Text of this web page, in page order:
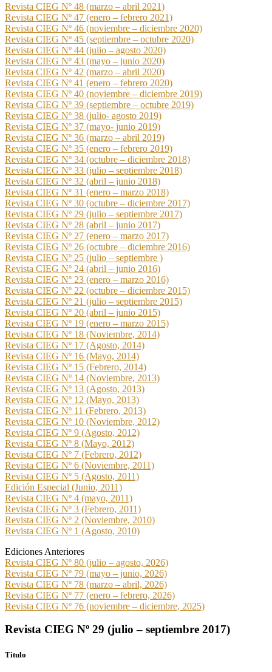
Revista CIEG Nº 1 (Agosto, 2010)
Revista CIEG Nº 2 (Noviembre, 2010)
Revista CIEG Nº 3 (Febrero, 2011)
Revista CIEG Nº 4 (mayo, 2011)
Edición Especial (Junio, 2011)
Revista CIEG Nº 5 (Agosto, 2011)
Revista CIEG Nº 6 (Noviembre, 2011)
Revista CIEG Nº 7 (Febrero, 2012)
Revista CIEG Nº 8 (Mayo, 2012)
Revista CIEG Nº 9 (Agosto, 2012)
Revista CIEG Nº 10 (Noviembre, 2012)
Revista CIEG Nº 11 (Febrero, 2013)
Revista CIEG Nº 12 (Mayo, 2013)
Revista CIEG Nº 13 (Agosto, 2013)
Revista CIEG Nº 14 (Noviembre, 2013)
Revista CIEG Nº 15 (Febrero, 2014)
Revista CIEG Nº 16 (Mayo, 2014)
Revista CIEG Nº 17 (Agosto, 2014)
Revista CIEG Nº 18 (Noviembre, 2014)
Revista CIEG Nº 19 (enero – marzo 2015)
Revista CIEG Nº 20 (abril – junio 2015)
Revista CIEG Nº 21 (julio – septiembre 2015)
Revista CIEG Nº 22 (octubre – diciembre 2015)
Revista CIEG Nº 23 (enero – marzo 2016)
Revista CIEG Nº 24 (abril – junio 2016)
Revista CIEG Nº 25 (julio – septiembre )
Revista CIEG Nº 26 (octubre – diciembre 2016)
Revista CIEG Nº 27 (enero – marzo 2017)
Revista CIEG Nº 28 (abril – junio 2017)
Revista CIEG Nº 29 (julio – septiembre 2017)
Revista CIEG Nº 30 (octubre – diciembre 2017)
Revista CIEG Nº 31 (enero – marzo 2018)
Revista CIEG Nº 32 (abril – junio 2018)
Revista CIEG Nº 33 (julio – septiembre 2018)
Revista CIEG Nº 34 (octubre – diciembre 2018)
Revista CIEG Nº 35 (enero – febrero 2019)
Revista CIEG Nº 36 (marzo – abril 2019)
Revista CIEG Nº 37 (mayo- junio 2019)
Revista CIEG Nº 38 (julio- agosto 2019)
Revista CIEG Nº 39 (septiembre – octubre 2019)
Revista CIEG Nº 40 (noviembre – diciembre 2019)
Revista CIEG Nº 41 (enero – febrero 2020)
Revista CIEG Nº 42 (marzo – abril 2020)
Revista CIEG Nº 43 (mayo – junio 2020)
Revista CIEG Nº 44 (julio – agosto 2020)
Revista CIEG Nº 45 (septiembre – octubre 2020)
Revista CIEG Nº 46 (noviembre – diciembre 2020)
Revista CIEG Nº 47 (enero – febrero 2021)
Revista CIEG Nº 48 (marzo – abril 2021)
Ediciones Anteriores
Revista CIEG Nº 80 (julio – agosto, 2026)
Revista CIEG Nº 79 (mayo – junio, 2026)
Revista CIEG Nº 78 (marzo – abril, 2026)
Revista CIEG Nº 77 (enero – febrero, 2026)
Revista CIEG Nº 76 (noviembre – diciembre, 2025)
Revista CIEG Nº 29 (julio – septiembre 2017)
Titulo